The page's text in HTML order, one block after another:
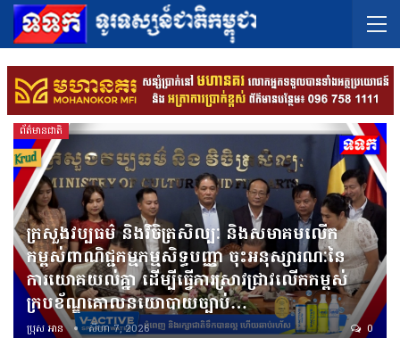
ព័ត៌មានជាតិ
ក្រសួងវប្បធម៌ និងវិចិត្រសិល្បៈ និងសមាគមលើក
កម្ពស់ពាណិជ្ជកម្មកម្មសិទ្ធបញ្ញា ចុះអនុស្សារណៈនៃ
ការយោគយល់គ្នា ដើម្បីធ្វើការស្រាវជ្រាវលើកកម្ពស់
ក្របខ័ណ្ឌគោលនយោបាយច្បាប់…
ប្រុស អាន សីហា 7, 2026 0